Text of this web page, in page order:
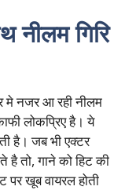
नीलम गिरि
मे नजर आ रही नीलम
लोकप्रिए है। ये
है। जब भी एक्टर
तो, गाने को हिट की
पर खूब वायरल होती